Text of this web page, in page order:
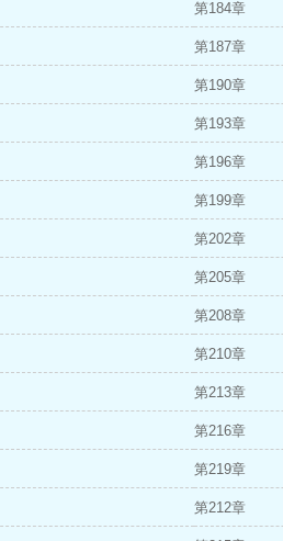
第184章
第187章
第190章
第193章
第196章
第199章
第202章
第205章
第208章
第210章
第213章
第216章
第219章
第212章